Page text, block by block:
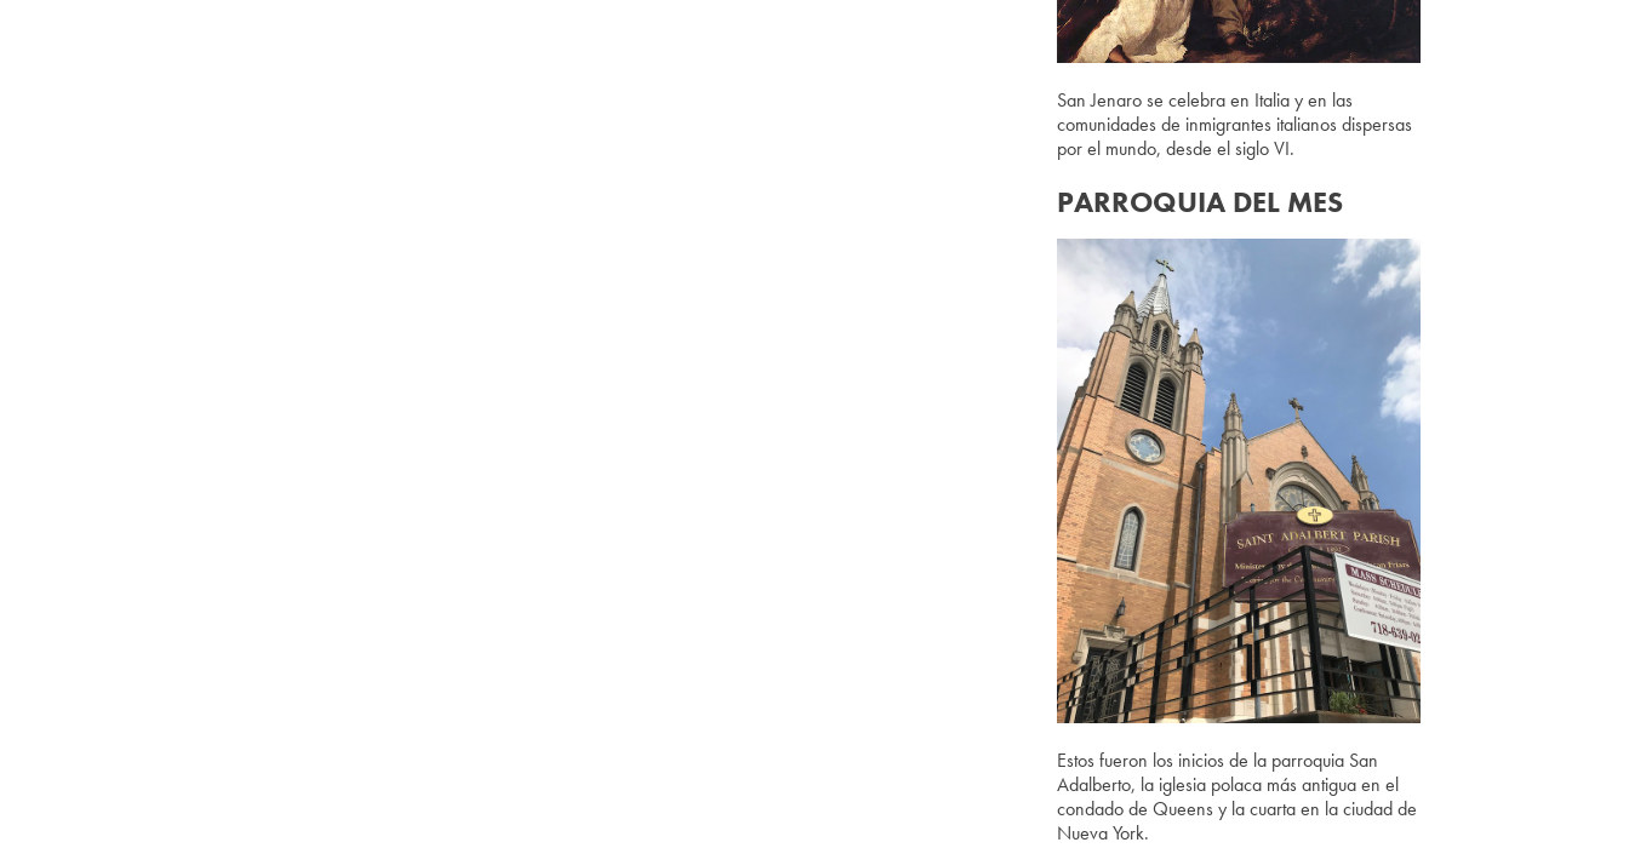
San Jenaro se celebra en Italia y en las
comunidades de inmigrantes italianos dispersas
por el mundo, desde el siglo VI.
PARROQUIA DEL MES
Estos fueron los inicios de la parroquia San
Adalberto, la iglesia polaca más antigua en el
condado de Queens y la cuarta en la ciudad de
Nueva York.